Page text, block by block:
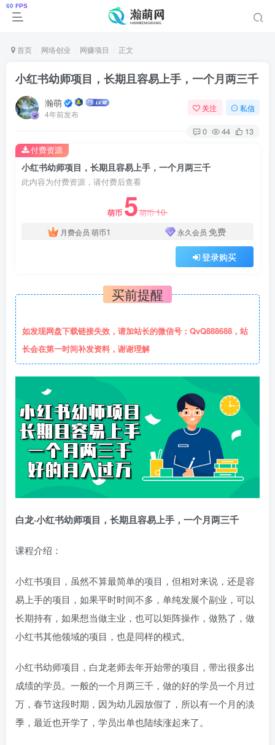
首页 网络创业 网赚项目 正文
小红书幼师项目，长期且容易上手，一个月两三千
瀚萌
4年前发布
关注 私信
0 44 13
小红书幼师项目，长期且容易上手，一个月两三千
此内容为付费资源，请付费后查看
萌币 5萌币10
月费会员 萌币1 永久会员 免费
登录购买
付费资源
买前提醒
如发现网盘下载链接失效，请加站长的微信号：QvQ888688，站
长会在第一时间补发资料，谢谢理解
白龙·小红书幼师项目，长期且容易上手，一个月两三千
课程介绍：
小红书项目，虽然不算最简单的项目，但相对来说，还是容
易上手的项目，如果平时时间不多，单纯发展个副业，可以
长期持有，如果想当做主业，也可以矩阵操作，做熟了，做
小红书其他领域的项目，也是同样的模式。
小红书幼师项目，白龙老师去年开始带的项目，带出很多出
成绩的学员。一般的一个月两三千，做的好的学员一个月过
万，春节这段时期，因为幼儿园放假了，所以有一个月的淡
季，最近也开学了，学员出单也陆续涨起来了。